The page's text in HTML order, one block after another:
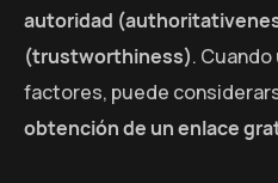
autoridad
(trustworthiness).
factores, puede
obtención de un enlace